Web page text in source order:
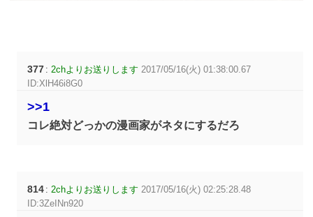
377 :2chよりお送りします 2017/05/16(火) 01:38:00.67
ID:XlH46i8G0
>>1
コレ絶対どっかの漫画家がネタにするだろ
814 :2chよりお送りします 2017/05/16(火) 02:25:28.48
ID:3ZeINn920